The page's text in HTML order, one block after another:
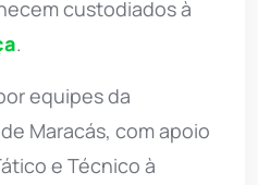
custodiados à
.
equipes da
Maracás, com apoio
e Técnico à